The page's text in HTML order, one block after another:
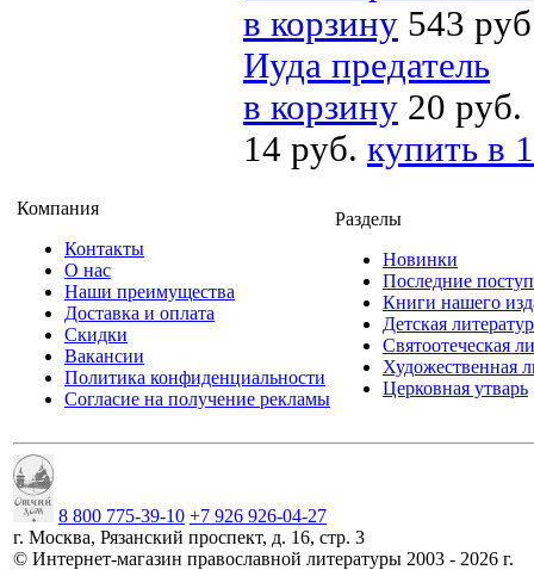
в корзину 543
Иуда предатель
в корзину 20 руб.
14 руб. купить в
Компания
Контакты
О нас
Наши преимущества
Доставка и оплата
Скидки
Вакансии
Политика конфиденциальности
Согласие на получение рекламы
Разделы
Новинки
Последние
Книги нашего
Детская
Святоотеческая
Художественная
Церковная утварь
8 800 775-39-10 +7 926 926-04-27
г. Москва, Рязанский проспект, д. 16, стр. 3
© Интернет-магазин православной литературы 2003 - 2026 г.